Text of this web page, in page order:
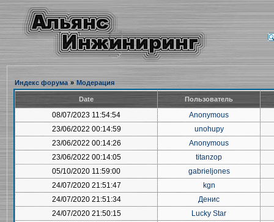
Индекс форума » Модерация
Date Пользователь
08/07/2023 11:54:54
Anonymous
23/06/2022 00:14:59
unohupy
23/06/2022 00:14:26
Anonymous
23/06/2022 00:14:05
titanzop
05/10/2020 11:59:00
gabrieljones
24/07/2020 21:51:47
kgn
24/07/2020 21:51:34
Денис
24/07/2020 21:50:15
Lucky Star